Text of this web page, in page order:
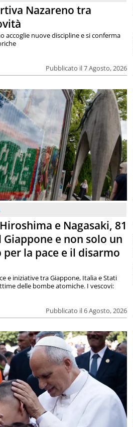
Nazareno tra
Pubblicato il 7 Agosto, 2026
accoglie nuove discipline e si conferma
e Nagasaki, 81
e non solo un
la pace e il disarmo
Pubblicato il 6 Agosto, 2026
e iniziative tra Giappone, Italia e Stati
delle bombe atomiche. I vescovi: